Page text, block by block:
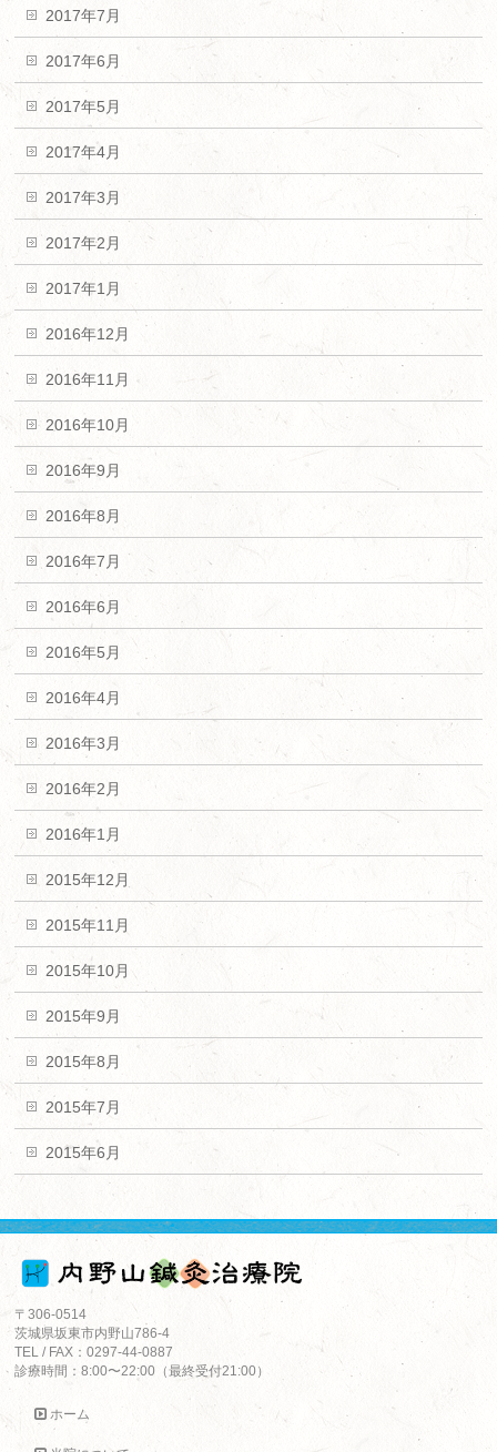
2017年7月
2017年6月
2017年5月
2017年4月
2017年3月
2017年2月
2017年1月
2016年12月
2016年11月
2016年10月
2016年9月
2016年8月
2016年7月
2016年6月
2016年5月
2016年4月
2016年3月
2016年2月
2016年1月
2015年12月
2015年11月
2015年10月
2015年9月
2015年8月
2015年7月
2015年6月
〒306-0514
茨城県坂東市内野山786-4
TEL / FAX：0297-44-0887
診療時間：8:00〜22:00（最終受付21:00）
ホーム